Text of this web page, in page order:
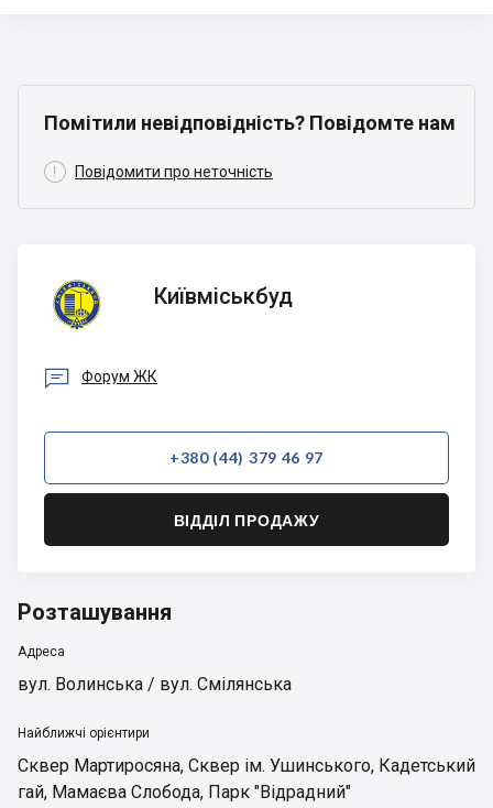
Помітили невідповідність? Повідомте нам
 Повідомити про неточність
Київміськбуд
Київміськбуд
 Форум ЖК
+380 (44) 379 46 97
ВІДДІЛ ПРОДАЖУ
Розташування
Адреса
вул. Волинська / вул. Смілянська
Найближчі орієнтири
Сквер Мартиросяна, Сквер ім. Ушинського, Кадетський
гай, Мамаєва Слобода, Парк "Відрадний"